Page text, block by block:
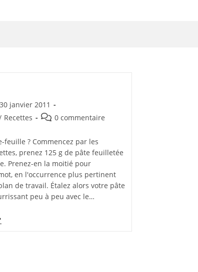
:
30 janvier 2011
Recettes
Commentaires
la
publication :
0 commentaire
feuille ? Commencez par les
prenez 125 g de pâte feuilletée
Prenez-en la moitié pour
en l'occurrence plus pertinent
de travail. Étalez alors votre pâte
peu à peu avec le…